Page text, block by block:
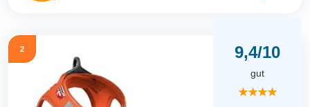
2 9,4/10
gut
★★★★